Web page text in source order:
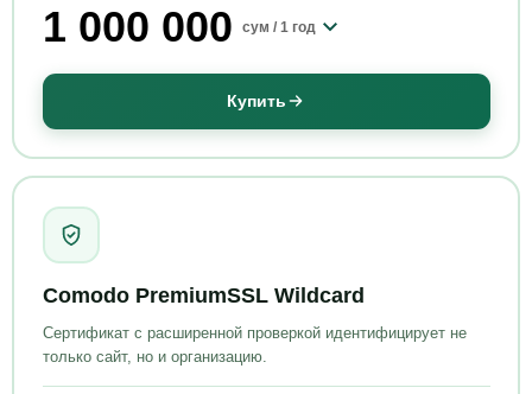
1 000 000 сум / 1 год
Купить
Comodo PremiumSSL Wildcard
Сертификат с расширенной проверкой идентифицирует не
только сайт, но и организацию.